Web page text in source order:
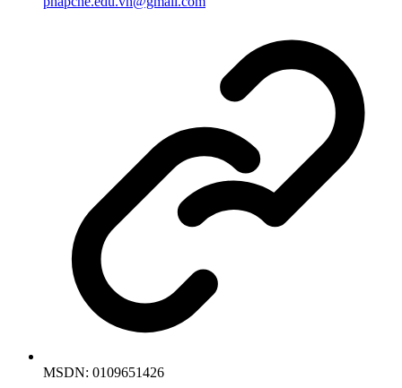
MSDN: 0109651426